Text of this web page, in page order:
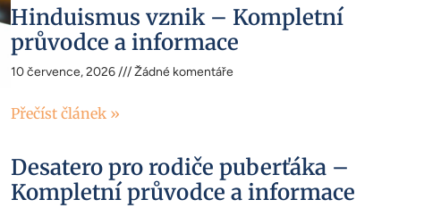
Hinduismus vznik – Kompletní
průvodce a informace
10 července, 2026 Žádné komentáře
Přečíst článek »
Desatero pro rodiče puberťáka –
Kompletní průvodce a informace